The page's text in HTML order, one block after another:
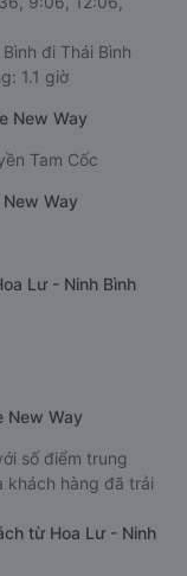
đi Thái Bình
1.1 giờ
New Way
Tam Cốc
Way
Lư - Ninh Bình
New Way
số điểm trung
khách hàng đã trải
từ Hoa Lư - Ninh